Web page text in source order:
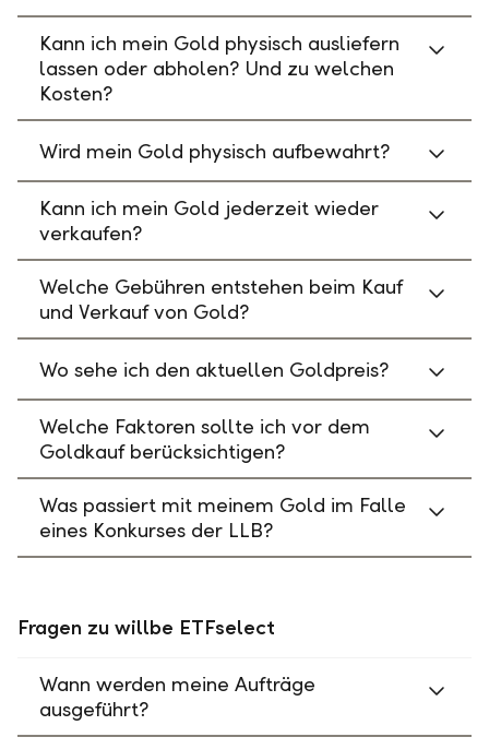
Kann ich mein Gold physisch ausliefern
lassen oder abholen? Und zu welchen
Kosten?
Wird mein Gold physisch aufbewahrt?
Kann ich mein Gold jederzeit wieder
verkaufen?
Welche Gebühren entstehen beim Kauf
und Verkauf von Gold?
Wo sehe ich den aktuellen Goldpreis?
Welche Faktoren sollte ich vor dem
Goldkauf berücksichtigen?
Was passiert mit meinem Gold im Falle
eines Konkurses der LLB?
Fragen zu willbe ETFselect
Wann werden meine Aufträge
ausgeführt?